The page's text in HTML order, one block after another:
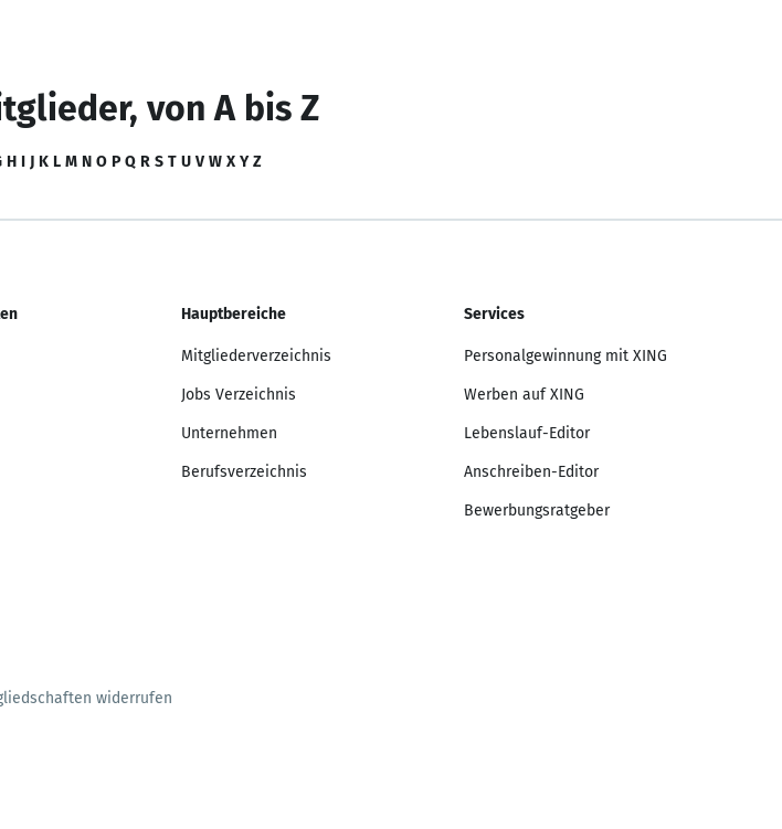
von A bis Z
H I J K L M N O P Q R S T U V W X Y Z
Hauptbereiche
Mitgliederverzeichnis
Jobs Verzeichnis
Unternehmen
Berufsverzeichnis
Services
Personalgewinnung mit XING
Werben auf XING
Lebenslauf-Editor
Anschreiben-Editor
Bewerbungsratgeber
widerrufen